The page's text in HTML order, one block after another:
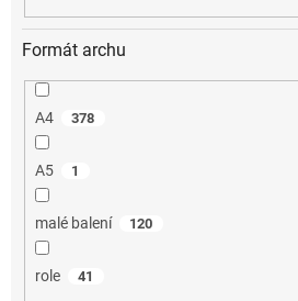
Formát archu
A4 378
A5 1
malé balení 120
role 41